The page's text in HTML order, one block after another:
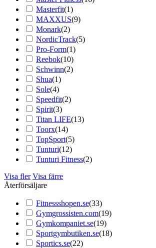
Masterfit(1)
MAXXUS(9)
Monark(2)
NordicTrack(5)
Pro-Form(1)
Reebok(10)
Schwinn(2)
Shua(1)
Sole(4)
Speedfit(2)
Spirit(3)
Titan LIFE(13)
Toorx(14)
TopSport(5)
Tunturi(12)
Tunturi Fitness(2)
Visa fler Visa färre
Återförsäljare
Fitnessshopen.se(33)
Gymgrossisten.com(19)
Gymkompaniet.se(19)
Sportgymbutiken.se(18)
Sportics.se(22)